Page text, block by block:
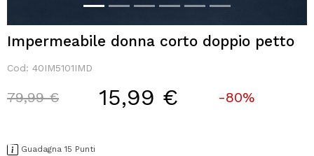
Impermeabile donna corto doppio petto
Cod: 40IM5101IMD
Price reduced from
79,99 €to 15,99 € -80%
Guadagna 15 Punti